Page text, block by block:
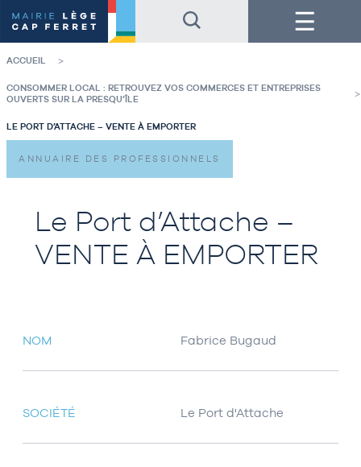
au
contenu
de
la
au
pied
de
page
Menu
ACCUEIL
CONSOMMER LOCAL : RETROUVEZ VOS COMMERCES ET ENTREPRISES
OUVERTS SUR LA PRESQU’ÎLE
LE PORT D’ATTACHE – VENTE À EMPORTER
Le Port d’Attache –
VENTE À EMPORTER
ANNUAIRE DES PROFESSIONNELS
NOM Fabrice Bugaud
SOCIÉTÉ Le Port d'Attache